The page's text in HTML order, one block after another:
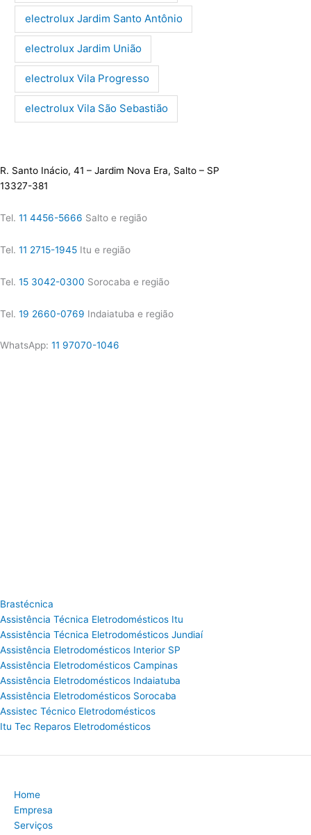
electrolux Jardim Santo Antônio
electrolux Jardim União
electrolux Vila Progresso
electrolux Vila São Sebastião
R. Santo Inácio, 41 – Jardim Nova Era, Salto – SP
13327-381
Tel. 11 4456-5666 Salto e região
Tel. 11 2715-1945 Itu e região
Tel. 15 3042-0300 Sorocaba e região
Tel. 19 2660-0769 Indaiatuba e região
WhatsApp: 11 97070-1046
Brastécnica
Assistência Técnica Eletrodomésticos Itu
Assistência Técnica Eletrodomésticos Jundiaí
Assistência Eletrodomésticos Interior SP
Assistência Eletrodomésticos Campinas
Assistência Eletrodomésticos Indaiatuba
Assistência Eletrodomésticos Sorocaba
Assistec Técnico Eletrodomésticos
Itu Tec Reparos Eletrodomésticos
Home
Empresa
Serviços